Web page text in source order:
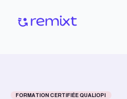
FORMATION CERTIFIÉE QUALIOPI